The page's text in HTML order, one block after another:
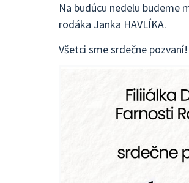
Na budúcu nedelu budeme
rodáka Janka HAVLÍKA.
Všetci sme srdečne pozvaní!